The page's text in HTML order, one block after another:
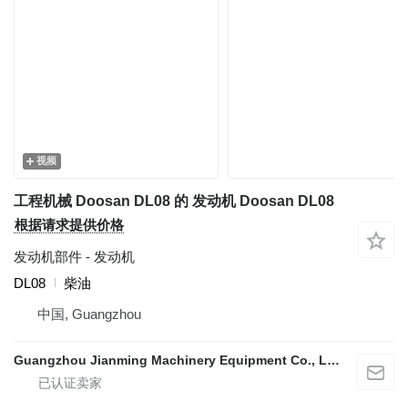
视频
工程机械 Doosan DL08 的 发动机 Doosan DL08
根据请求提供价格
发动机部件 - 发动机
DL08
柴油
中国, Guangzhou
Guangzhou Jianming Machinery Equipment Co., Ltd.